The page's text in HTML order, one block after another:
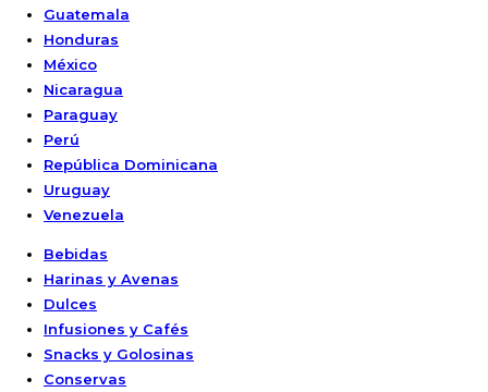
Guatemala
Honduras
México
Nicaragua
Paraguay
Perú
República Dominicana
Uruguay
Venezuela
Bebidas
Harinas y Avenas
Dulces
Infusiones y Cafés
Snacks y Golosinas
Conservas